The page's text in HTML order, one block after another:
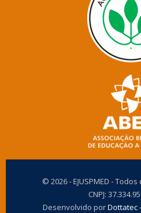
© 2026 - EJUSPMED -
CNPJ:
Desenvolvido porDottatec